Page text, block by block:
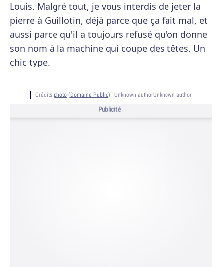
Louis. Malgré tout, je vous interdis de jeter la
pierre à Guillotin, déjà parce que ça fait mal, et
aussi parce qu'il a toujours refusé qu'on donne
son nom à la machine qui coupe des têtes. Un
chic type.
Crédits photo (Domaine Public) : Unknown authorUnknown author
Publicité